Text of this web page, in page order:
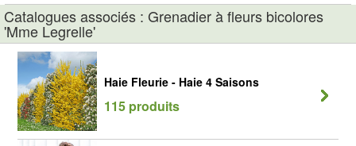
Catalogues associés : Grenadier à fleurs bicolores
'Mme Legrelle'
Haie Fleurie - Haie 4 Saisons
115 produits